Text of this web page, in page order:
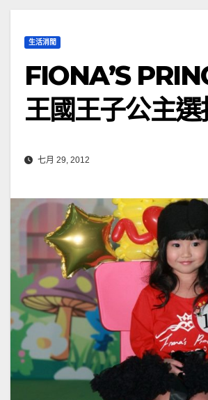
生活消閒
FIONA’S
王國王子公主
七月 29, 2012